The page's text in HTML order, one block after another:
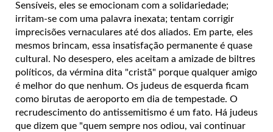
Sensíveis, eles se emocionam com a solidariedade;
irritam-se com uma palavra inexata; tentam corrigir
imprecisões vernaculares até dos aliados. Em parte, eles
mesmos brincam, essa insatisfação permanente é quase
cultural. No desespero, eles aceitam a amizade de biltres
políticos, da vérmina dita "cristã" porque qualquer amigo
é melhor do que nenhum. Os judeus de esquerda ficam
como birutas de aeroporto em dia de tempestade. O
recrudescimento do antissemitismo é um fato. Há judeus
que dizem que "quem sempre nos odiou, vai continuar